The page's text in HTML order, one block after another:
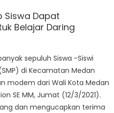
Siswa Dapat
Belajar Daring
sepuluh Siswa -Siswi
di Kecamatan Medan
modem dari Wali Kota Medan
SE MM, Jumat (12/3/2021).
dan mengucapkan terima